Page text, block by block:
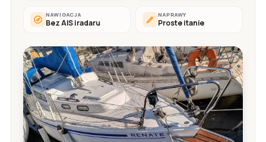
NAWIGACJA
Bez AIS i radaru
NAPRAWY
Proste i tanie